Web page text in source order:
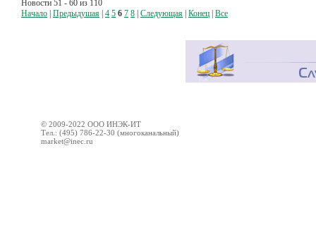
Новости 51 - 60 из 110
Начало Предыдушая 4 5 6 7 8 Следующая Конец Все
© 2009-2022 ООО ИНЭК-ИТ
Тел.: (495) 786-22-30 (многоканальный)
market@inec.ru